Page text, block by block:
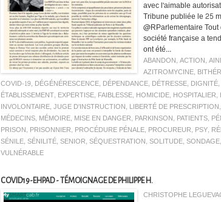
avec l'aimable
Tribune publiée le 25
@RParlementaire
société française a
ont été...
ABANDON, ACTION,
AZITROMYCINE,
COVID-19, DÉGÉNÉRESCENCE, DÉPENDANCE, DÉTRESSE, DIGNITÉ,
ÉTABLISSEMENT, EXPERTISE, FAIBLESSE, HOMICIDE, HOSPITALIER,
INVOLONTAIRE, JUGE D'INSTRUCTION, LIBERTÉ DE PRESCRIPTION,
MÉDECINS, MÉMOIRE, MISE EN DANGER, PARKINSON, PATIENTS,
PRISON, PRISONNIER, PROCÉDURE PÉNALE, PROCUREUR, PSY,
SÉNILE, SÉNILITÉ, SENIOR, SÉQUESTRATION, SOLITUDE, SONDAGE,
VULNÉRABLE
COVID19-EHPAD - TÉMOIGNAGE DE PHILIPPE H.
CHRISTOPHE